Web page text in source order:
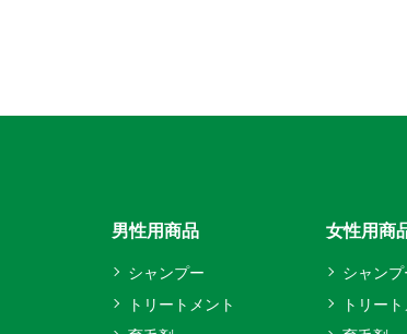
男性用商品
シャンプー
トリートメント
女性用商
シャンプ
トリー